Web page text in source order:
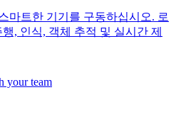
마트한 기기를 구동하십시오. 로
, 인식, 객체 추적 및 실시간 제